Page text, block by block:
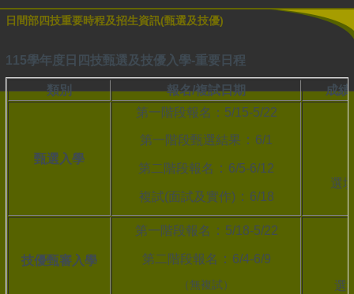
日間部四技重要時程及招生資訊(甄選及技優)
115學年度日四技甄選及技優入學-重要日程
類別 報名/複試日期 成績
甄選入學
第一階段報名：5/15-5/22
第一階段甄選結果 ： 6/1
第二階段報名 ： 6/5-6/12
複試(面試及實作)： 6/18
選
技優甄審入學
第一階段報名 ： 5/18-5/22
第二階段報名 ： 6/4-6/9
（無複試） 選